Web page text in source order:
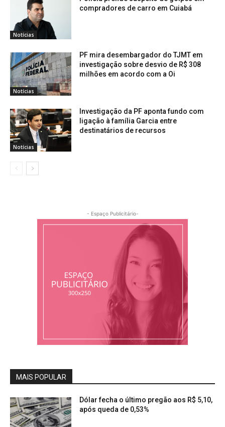
Notícias
compradores de carro em Cuiabá
Notícias
PF mira desembargador do TJMT em
investigação sobre desvio de R$ 308
milhões em acordo com a Oi
Notícias
Investigação da PF aponta fundo com
ligação à família Garcia entre
destinatários de recursos
- Espaço Publicitário-
MAIS POPULAR
Dólar fecha o último pregão aos R$ 5,10,
após queda de 0,53%